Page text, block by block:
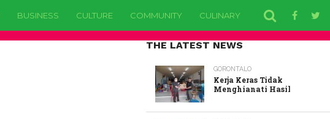
BUSINESS CULTURE COMMUNITY CULINARY EDUCATION
THE LATEST NEWS
GORONTALO
Kerja Keras Tidak
Menghianati Hasil